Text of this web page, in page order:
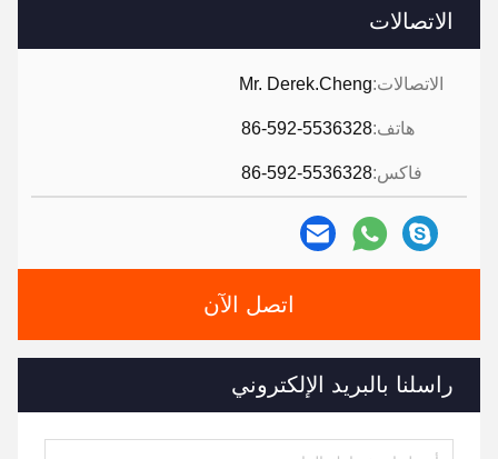
الاتصالات
الاتصالات:Mr. Derek.Cheng
هاتف:86-592-5536328
فاكس:86-592-5536328
اتصل الآن
راسلنا بالبريد الإلكتروني